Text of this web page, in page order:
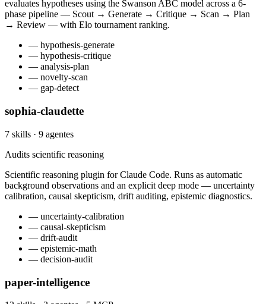
evaluates hypotheses using the Swanson ABC model across a 6-
phase pipeline — Scout → Generate → Critique → Scan → Plan
→ Review — with Elo tournament ranking.
— hypothesis-generate
— hypothesis-critique
— analysis-plan
— novelty-scan
— gap-detect
sophia-claudette
7 skills · 9 agentes
Audits scientific reasoning
Scientific reasoning plugin for Claude Code. Runs as automatic
background observations and an explicit deep mode — uncertainty
calibration, causal skepticism, drift auditing, epistemic diagnostics.
— uncertainty-calibration
— causal-skepticism
— drift-audit
— epistemic-math
— decision-audit
paper-intelligence